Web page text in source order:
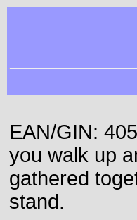
EAN/GIN:
you walk up
gathered
stand.